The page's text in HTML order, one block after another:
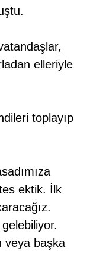
elleriyle
toplayıp
ektik. İlk
veya başka